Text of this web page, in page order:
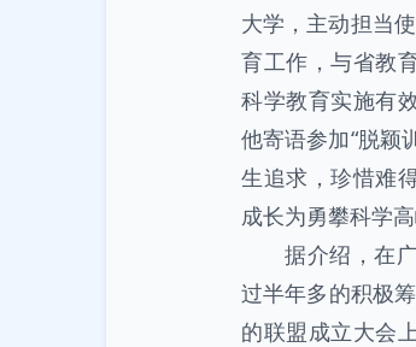
大学，主动担当
育工作，与省教
科学教育实施有
他寄语参加“脱颖
生追求，珍惜难
成长为勇攀科学
据介绍，在
过半年多的积极
的联盟成立大会